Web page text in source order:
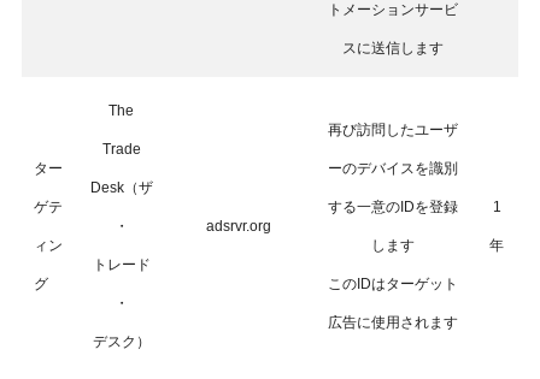
トメーションサービ
スに送信します
ター
ゲテ
ィン
グ
The
Trade
Desk（ザ
・
トレード
・
デスク）
adsrvr.org
再び訪問したユーザ
ーのデバイスを識別
する一意のIDを登録
します
このIDはターゲット
広告に使用されます
1
年